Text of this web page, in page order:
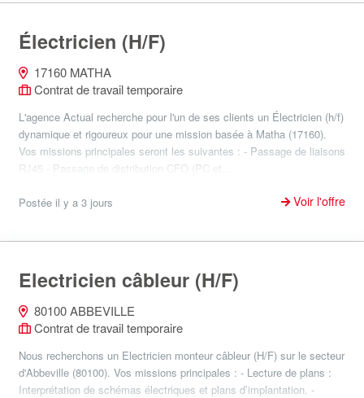
Électricien (H/F)
17160 MATHA
Contrat de travail temporaire
L'agence Actual recherche pour l'un de ses clients un Électricien (h/f)
dynamique et rigoureux pour une mission basée à Matha (17160).
Vos missions principales seront les suivantes : - Passage de liaisons
RJ45 - Passage de distribution CFO (PC et...
Postée il y a 3 jours Voir l'offre
Electricien câbleur (H/F)
80100 ABBEVILLE
Contrat de travail temporaire
Nous recherchons un Electricien monteur câbleur (H/F) sur le secteur
d'Abbeville (80100). Vos missions principales : - Lecture de plans :
Interprétation de schémas électriques et plans d’implantation. -